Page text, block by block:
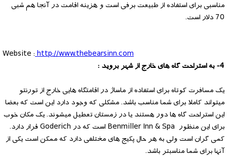
مناسبی برای استفاده از طبیعت برفی است و هزینه اقامت در آنجا هم شبی
70 دلار است.
Website :http://www.thebearsinn.com
4- به استراحت گاه های خارج از شهر بروید :
یک مسافرت کوتاه برای استفاده از ماساژ در اقامتگاه هایی خارج از تورنتو
میتواند کاملا برای شما مناسب باشد. مشکلی که وجود دارد این است که بعضا
این استراحت گاه ها دور هستند یا در زمستان تعطیل میشوند. یک مکان خوب
برای این منظور Benmiller Inn & Spa است که در Goderich قرار دارد.
کمی گران است ولی به هر حال پکیج های مختلفی دارد که ممکن است یکی از
آنها برای شما مناسبتر باشد.